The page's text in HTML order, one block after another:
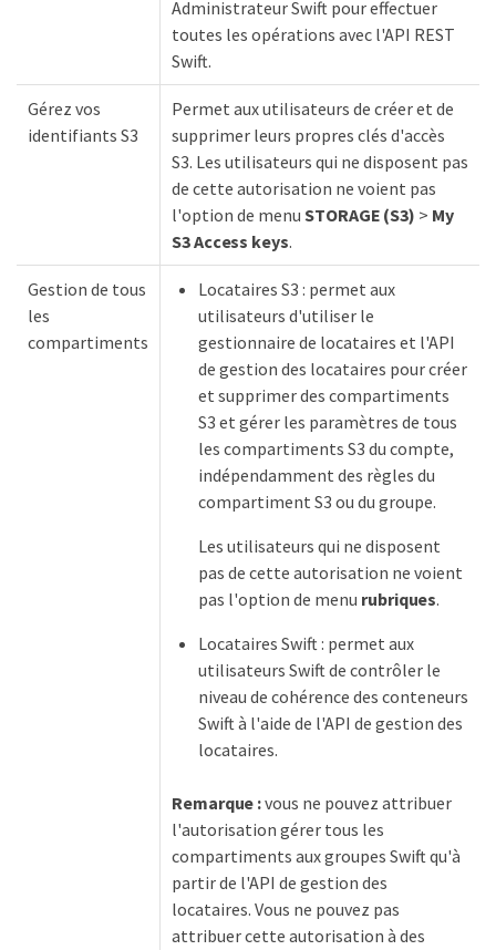
Administrateur Swift pour effectuer
toutes les opérations avec l'API REST
Swift.
Gérez vos
identifiants S3
Permet aux utilisateurs de créer et de
supprimer leurs propres clés d'accès
S3. Les utilisateurs qui ne disposent pas
de cette autorisation ne voient pas
l'option de menu STORAGE (S3) > My
S3 Access keys.
Gestion de tous
les
compartiments
Locataires S3 : permet aux
utilisateurs d'utiliser le
gestionnaire de locataires et l'API
de gestion des locataires pour créer
et supprimer des compartiments
S3 et gérer les paramètres de tous
les compartiments S3 du compte,
indépendamment des règles du
compartiment S3 ou du groupe.
Les utilisateurs qui ne disposent
pas de cette autorisation ne voient
pas l'option de menu rubriques.
Locataires Swift : permet aux
utilisateurs Swift de contrôler le
niveau de cohérence des conteneurs
Swift à l'aide de l'API de gestion des
locataires.
Remarque :vous ne pouvez attribuer
l'autorisation gérer tous les
compartiments aux groupes Swift qu'à
partir de l'API de gestion des
locataires. Vous ne pouvez pas
attribuer cette autorisation à des